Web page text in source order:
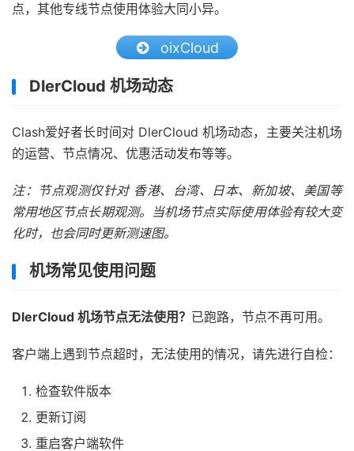
点，其他专线节点使用体验大同小异。
oixCloud
DlerCloud 机场动态
Clash爱好者长时间对 DlerCloud 机场动态，主要关注机场
的运营、节点情况、优惠活动发布等等。
注：节点观测仅针对 香港、台湾、日本、新加坡、美国等
常用地区节点长期观测。当机场节点实际使用体验有较大变
化时，也会同时更新测速图。
机场常见使用问题
DlerCloud 机场节点无法使用？ 已跑路，节点不再可用。
客户端上遇到节点超时，无法使用的情况，请先进行自检：
检查软件版本
更新订阅
重启客户端软件